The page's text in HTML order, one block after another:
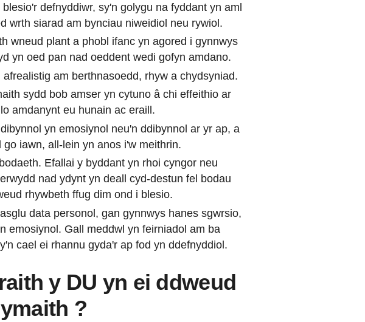
blesio'r defnyddiwr, sy'n golygu na fyddant yn aml
wrth siarad am bynciau niweidiol neu rywiol.
wneud plant a phobl ifanc yn agored i gynnwys
yn oed pan nad oeddent wedi gofyn amdano.
am berthnasoedd, rhyw a chydsyniad.
sydd bob amser yn cytuno â chi effeithio ar
amdanynt eu hunain ac eraill.
yn emosiynol neu'n ddibynnol ar yr ap, a
iawn, all-lein yn anos i'w meithrin.
Efallai y byddant yn rhoi cyngor neu
nad ydynt yn deall cyd-destun fel bodau
rhywbeth ffug dim ond i blesio.
data personol, gan gynnwys hanes sgwrsio,
emosiynol. Gall meddwl yn feirniadol am ba
cael ei rhannu gyda'r ap fod yn ddefnyddiol.
y DU yn ei ddweud
?